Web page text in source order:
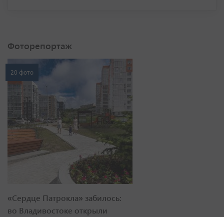
Фоторепортаж
20 фото
«Сердце Патрокла» забилось:
во Владивостоке открыли